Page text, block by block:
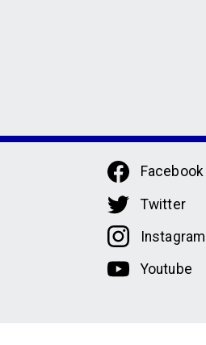
Facebook
Twitter
Instagram
Youtube